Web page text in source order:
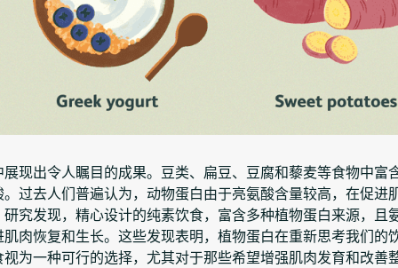
现出令人瞩目的成果。豆类、扁豆、豆腐和藜麦等食物中富
过去人们普遍认为，动物蛋白由于亮氨酸含量较高，在促进
究发现，精心设计的纯素饮食，富含多种植物蛋白来源，且
肉恢复和生长。这些发现表明，植物蛋白在重新思考我们的
为一种可行的选择，尤其对于那些希望增强肌肉发育和改善